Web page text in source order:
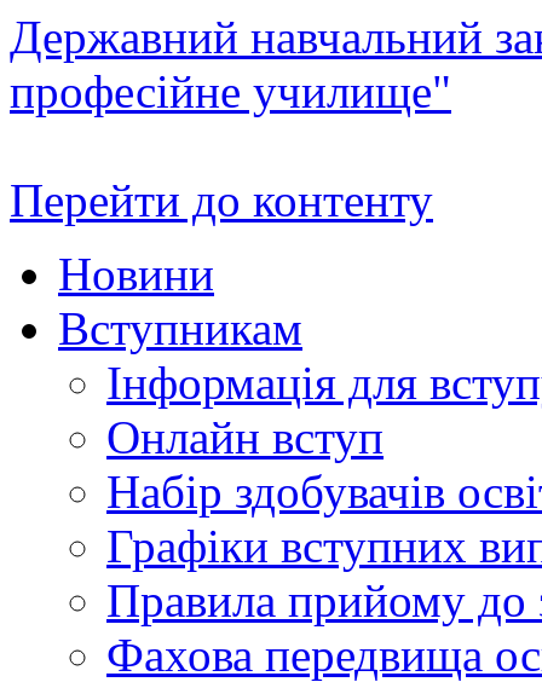
Державний навчальний
професійне училище"
Перейти до контенту
Новини
Вступникам
Інформація для
Онлайн вступ
Набір здобувачів
Графіки вступних
Правила прийому до
Фахова передвища